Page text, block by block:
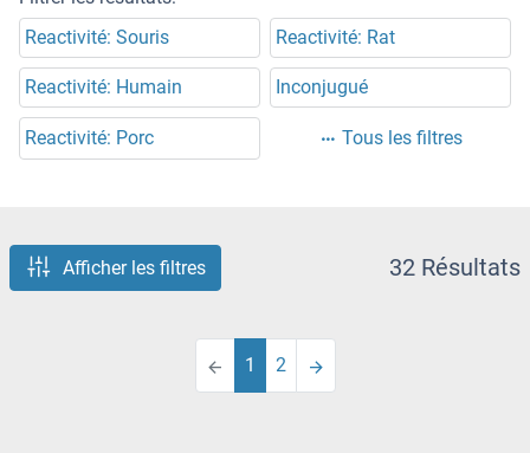
Reactivité: Souris
Reactivité: Rat
Reactivité: Humain Inconjugué
Reactivité: Porc Tous les filtres
Afficher les filtres 32 Résultats
1 2